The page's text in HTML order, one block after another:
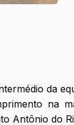
da
na
Antônio do